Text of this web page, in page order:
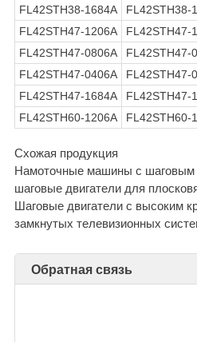
FL42STH38-1684A
FL42STH38-
FL42STH47-1206A
FL42STH47-
FL42STH47-0806A
FL42STH47-
FL42STH47-0406A
FL42STH47-
FL42STH47-1684A
FL42STH47-
FL42STH60-1206A
FL42STH60-
Схожая продукция
Намоточные машины с шаговым
шаговые двигатели для
Шаговые двигатели с высоким
замкнутых телевизионных
Обратная связь